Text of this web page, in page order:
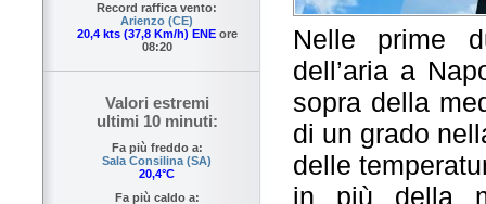
Record raffica vento:
Arienzo (CE)
20,4 kts (37,8 Km/h) ENEore
08:20
Valori estremi
ultimi 10 minuti:
Fa più freddo a:
Sala Consilina (SA)
20,4°C
Fa più caldo a:
Nelle prime
dell’aria a
sopra della
di un grado
delle
in più della